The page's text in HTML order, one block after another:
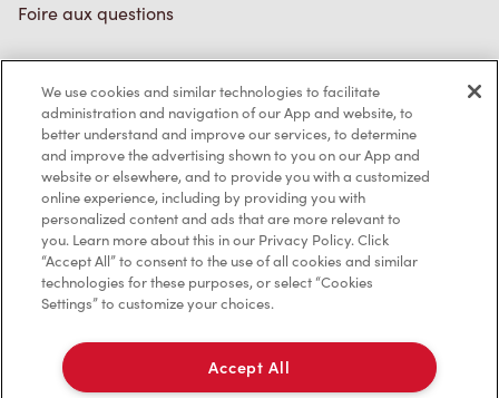
Foire aux questions
Politique de confidentialité
Conditions de service
Marques de commerce
Accessibilité
Diagnostic
Contactez-nous
We use cookies and similar technologies to facilitate
administration and navigation of our App and website, to
better understand and improve our services, to determine
and improve the advertising shown to you on our App and
website or elsewhere, and to provide you with a customized
online experience, including by providing you with
personalized content and ads that are more relevant to
you. Learn more about this in our Privacy Policy. Click
“Accept All” to consent to the use of all cookies and similar
technologies for these purposes, or select “Cookies
Settings” to customize your choices.
Accept All